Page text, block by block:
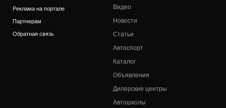
Реклама на портале
Партнерам
Обратная связь
Видео
Новости
Статьи
Автоспорт
Каталог
Объявления
Дилерские центры
Автошколы